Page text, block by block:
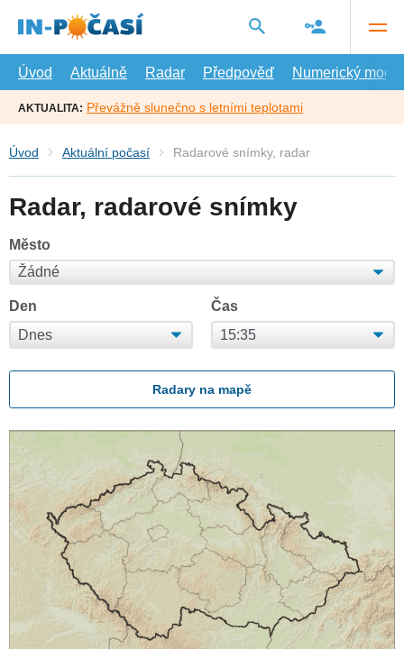
hlavní
Úvod
Aktuálně Radar Předpověď Numerický model
AKTUALITA: Převážně slunečno s letními teplotami
Úvod Aktuální počasí Radarové snímky, radar
Radar, radarové snímky
Město
Den Čas
Radary na mapě